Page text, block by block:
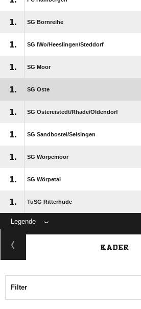
1. SG Bornreihe
1. SG IWo/​Heeslingen/​Steddorf
1. SG Moor
1. SG Oste
1. SG Ostereistedt/​Rhade/​Oldendorf
1. SG Sandbostel/​Selsingen
1. SG Wörpemoor
1. SG Wörpetal
1. TuSG Ritterhude
Legende
KADER
Filter